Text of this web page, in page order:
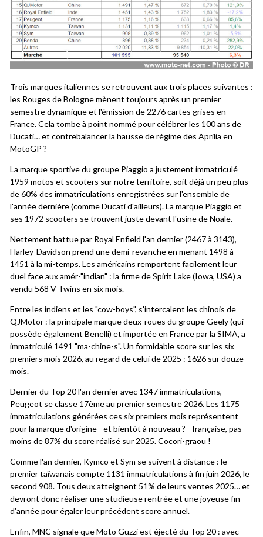
Trois marques italiennes se retrouvent aux trois places suivantes :
les Rouges de Bologne mènent toujours après un premier
semestre dynamique et l'émission de 2276 cartes grises en
France. Cela tombe à point nommé pour célébrer les 100 ans de
Ducati… et contrebalancer la hausse de régime des Aprilia en
MotoGP ?
La marque sportive du groupe Piaggio a justement immatriculé
1959 motos et scooters sur notre territoire, soit déjà un peu plus
de 60% des immatriculations enregistrées sur l'ensemble de
l'année dernière (comme Ducati d'ailleurs). La marque Piaggio et
ses 1972 scooters se trouvent juste devant l'usine de Noale.
Nettement battue par Royal Enfield l'an dernier (2467 à 3143),
Harley-Davidson prend une demi-revanche en menant 1498 à
1451 à la mi-temps. Les américains remportent facilement leur
duel face aux amér-"indian" : la firme de Spirit Lake (Iowa, USA) a
vendu 568 V-Twins en six mois.
Entre les indiens et les "cow-boys", s'intercalent les chinois de
QJMotor : la principale marque deux-roues du groupe Geely (qui
possède également Benelli) et importée en France par la SIMA, a
immatriculé 1491 "ma-chine-s". Un formidable score sur les six
premiers mois 2026, au regard de celui de 2025 : 1626 sur douze
mois.
Dernier du Top 20 l'an dernier avec 1347 immatriculations,
Peugeot se classe 17ème au premier semestre 2026. Les 1175
immatriculations générées ces six premiers mois représentent
pour la marque d'origine - et bientôt à nouveau ? - française, pas
moins de 87% du score réalisé sur 2025. Cocori-graou !
Comme l'an dernier, Kymco et Sym se suivent à distance : le
premier taïwanais compte 1131 immatriculations à fin juin 2026, le
second 908. Tous deux atteignent 51% de leurs ventes 2025… et
devront donc réaliser une studieuse rentrée et une joyeuse fin
d'année pour égaler leur précédent score annuel.
Enfin, MNC signale que Moto Guzzi est éjecté du Top 20 : avec